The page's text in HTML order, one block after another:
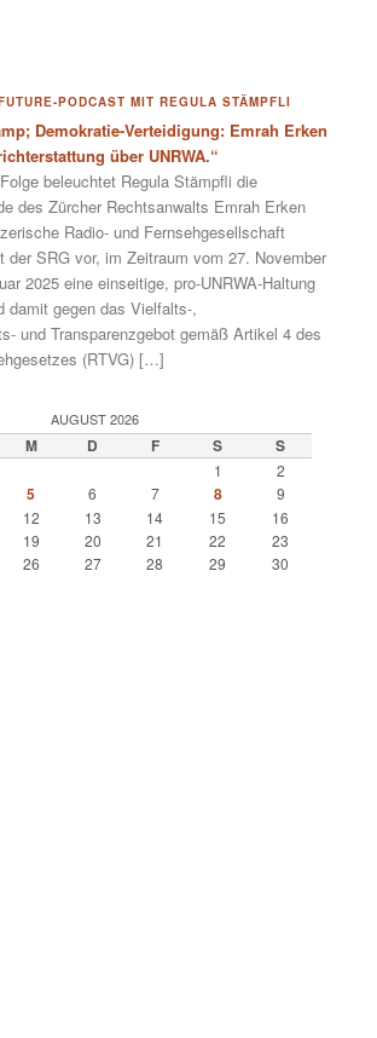
PODCAST MIT REGULA STÄMPFLI
Demokratie-Verteidigung: Emrah Erken
über UNRWA.“
beleuchtet Regula Stämpfli die
des Zürcher Rechtsanwalts Emrah Erken
Radio- und Fernsehgesellschaft
der SRG vor, im Zeitraum vom 27. November
2025 eine einseitige, pro-UNRWA-Haltung
damit gegen das Vielfalts-,
und Transparenzgebot gemäß Artikel 4 des
(RTVG) […]
AUGUST 2026
M D F S S
1
2
5 6 7 8
9
12 13 14 15
16
19 20 21 22
23
26 27 28 29
30